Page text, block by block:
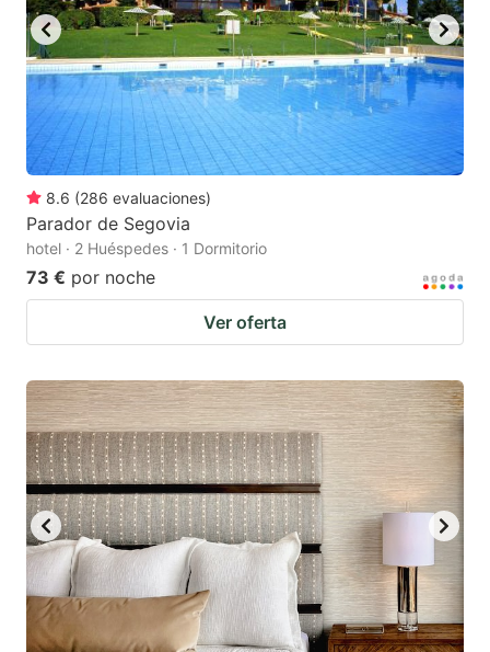
8.6 (286 evaluaciones)
Parador de Segovia
hotel · 2 Huéspedes · 1 Dormitorio
73 € por noche
Ver oferta